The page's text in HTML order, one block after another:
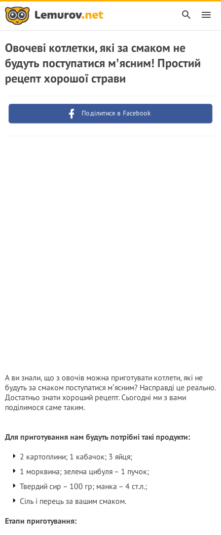
Овочеві котлетки, які за смаком не
будуть поступатися мʼясним! Простий
рецепт хорошої страви
Поділитися в Facebook
А ви знали, що з овочів можна приготувати котлети, які не
будуть за смаком поступатися мʼясним? Насправді це реально.
Достатньо знати хороший рецепт. Сьогодні ми з вами
поділимося саме таким.
Для приготування нам будуть потрібні такі продукти:
2 картоплини; 1 кабачок; 3 яйця;
1 морквина; зелена цибуля – 1 пучок;
Твердий сир – 100 гр; манка – 4 ст.л.;
Сіль і перець за вашим смаком.
Етапи приготування: